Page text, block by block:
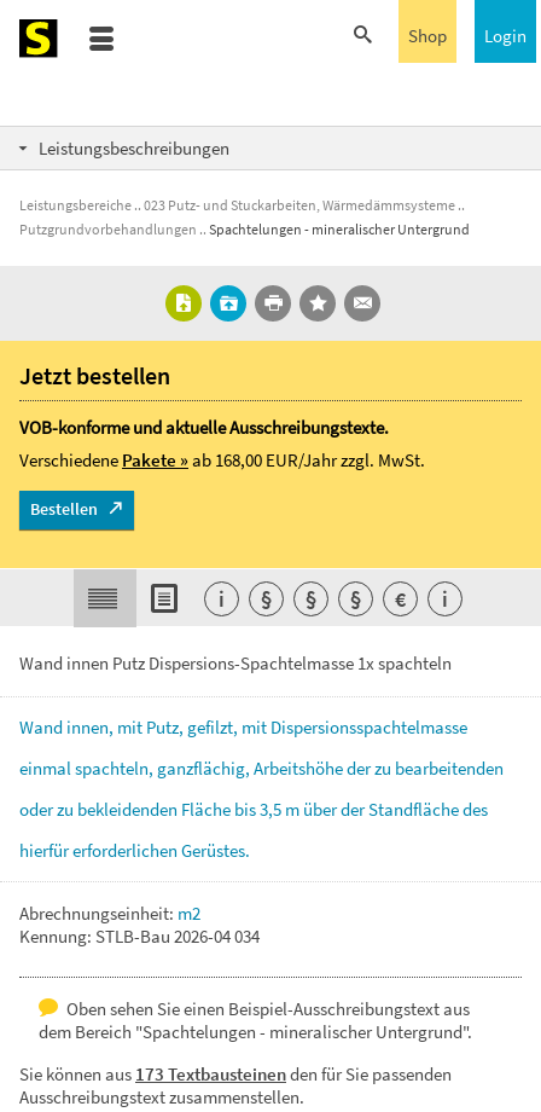
Login
Shop
Leistungsbeschreibungen
Leistungsbereiche
023 Putz- und Stuckarbeiten, Wärmedämmsysteme
Putzgrundvorbehandlungen
Spachtelungen - mineralischer Untergrund
Wand innen Putz Dispersions-Spachtelmasse 1x spachteln
Wand innen, mit Putz, gefilzt, mit Dispersionsspachtelmasse
einmalspachteln, ganzflächig, Arbeitshöhederzu bearbeitenden
oderzu bekleidenden Fläche bis3,5 m überderStandflächedes
hierfürerforderlichen Gerüstes.
Abrechnungseinheit: m2
Kennung: STLB-Bau 2026-04 034
Oben sehen Sie einen Beispiel-Ausschreibungstext aus
dem Bereich "Spachtelungen - mineralischer Untergrund".
Sie können aus 173 Textbausteinenden für Sie passenden
Ausschreibungstext zusammenstellen.
Jetzt bestellen
VOB-konforme und aktuelle Ausschreibungstexte.
Verschiedene Pakete »ab 168,00 EUR/Jahrzzgl. MwSt.
Bestellen
i § § § € i